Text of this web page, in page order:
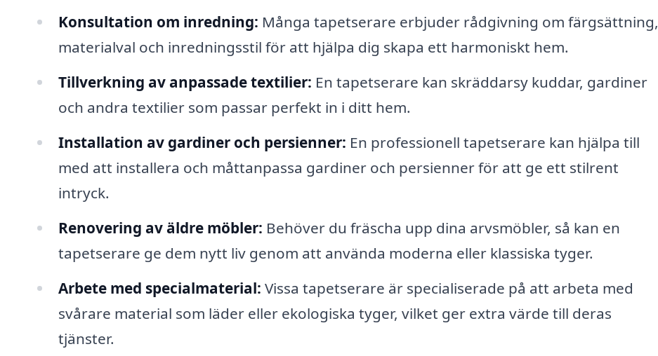
Konsultation om inredning: Många tapetserare erbjuder rådgivning om färgsättning,
materialval och inredningsstil för att hjälpa dig skapa ett harmoniskt hem.
Tillverkning av anpassade textilier: En tapetserare kan skräddarsy kuddar, gardiner
och andra textilier som passar perfekt in i ditt hem.
Installation av gardiner och persienner: En professionell tapetserare kan hjälpa till
med att installera och måttanpassa gardiner och persienner för att ge ett stilrent
intryck.
Renovering av äldre möbler: Behöver du fräscha upp dina arvsmöbler, så kan en
tapetserare ge dem nytt liv genom att använda moderna eller klassiska tyger.
Arbete med specialmaterial: Vissa tapetserare är specialiserade på att arbeta med
svårare material som läder eller ekologiska tyger, vilket ger extra värde till deras
tjänster.